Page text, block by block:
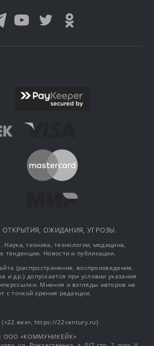
ОТКРЫТИЯ, ОЖИДАНИЯ, УГРОЗЫ.
техника, технологии, медицина,
тенденции. Новости и публикации.
(распространение, воспроизведение,
и др.) допускается при условии указания
Мнения и взгляды авторов не
с точкой зрения редакции.
(«22 век», https://22century.ru)
OOO «КОММУНИКЕЙК»